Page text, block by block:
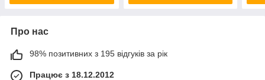
Про нас
98% позитивних з 195 відгуків за рік
Працює з 18.12.2012